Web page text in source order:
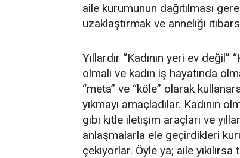
aile kurumunun dağıtılması
uzaklaştırmak ve anneliği
Yıllardır “Kadının yeri ev
olmalı ve kadın iş hayatında
“meta” ve “köle” olarak
yıkmayı amaçladılar. Kadının
gibi kitle iletişim araçları ve
anlaşmalarla ele geçirdikleri
çekiyorlar. Öyle ya; aile yıkılırsa